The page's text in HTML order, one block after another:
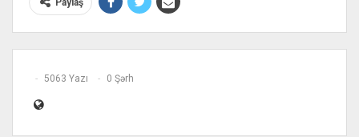
Paylaş
5063 Yazı 0 Şərh